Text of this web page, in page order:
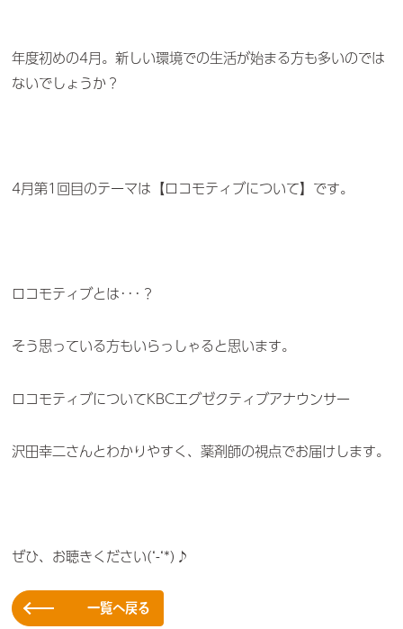
年度初めの4月。新しい環境での生活が始まる方も多いのでは
ないでしょうか？
4月第1回目のテーマは【ロコモティブについて】です。
ロコモティブとは･･･？
そう思っている方もいらっしゃると思います。
ロコモティブについてKBCエグゼクティブアナウンサー
沢田幸二さんとわかりやすく、薬剤師の視点でお届けします。
ぜひ、お聴きください(‘-‘*)♪
一覧へ戻る